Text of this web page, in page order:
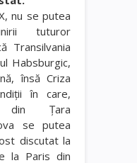
nu se putea
tuturor
Transilvania
Habsburgic,
însă Criza
în care,
din Ţara
se putea
discutat la
la Paris din